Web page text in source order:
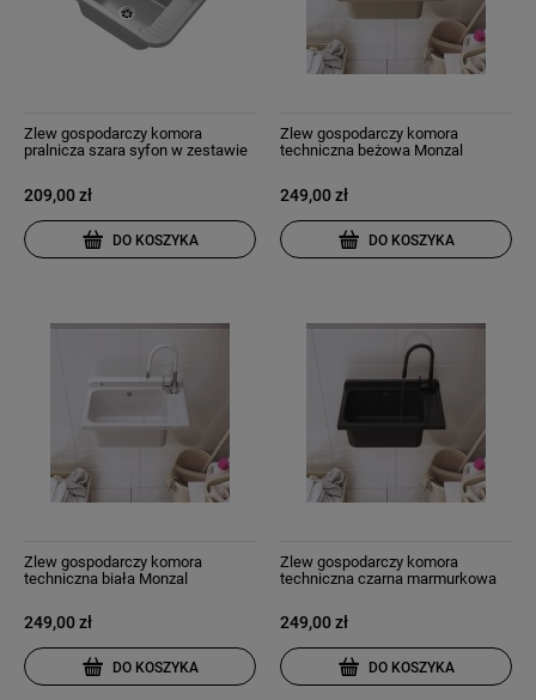
Zlew gospodarczy komora
pralnicza szara syfon w zestawie
209,00 zł
DO KOSZYKA
Zlew gospodarczy komora
techniczna beżowa Monzal
249,00 zł
DO KOSZYKA
Zlew gospodarczy komora
techniczna biała Monzal
249,00 zł
DO KOSZYKA
Zlew gospodarczy komora
techniczna czarna marmurkowa
249,00 zł
DO KOSZYKA